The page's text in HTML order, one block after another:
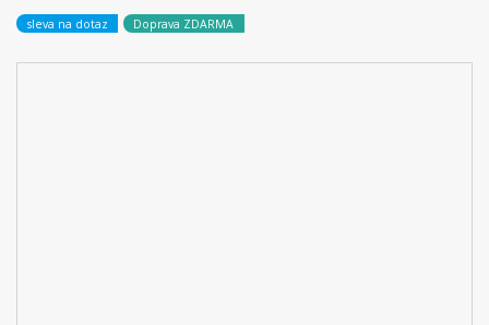
sleva na dotaz Doprava ZDARMA